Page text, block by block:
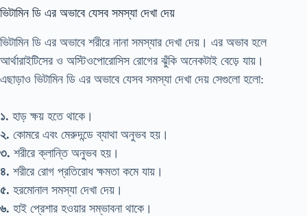
ভিটামিন ডি এর অভাবে যেসব সমস্যা দেখা দেয়
ভিটামিন ডি এর অভাবে শরীরে নানা সমস্যার দেখা দেয়। এর অভাব হলে
আর্থারাইটিসের ও অস্টিওপোরোসিস রোগের ঝুঁকি অনেকটাই বেড়ে যায়।
এছাড়াও ভিটামিন ডি এর অভাবে যেসব সমস্যা দেখা দেয় সেগুলো হলো:
১. হাড় ক্ষয় হতে থাকে।
২. কোমরে এবং মেরুদন্ডে ব্যাথা অনুভব হয়।
৩. শরীরে ক্লান্তি অনুভব হয়।
৪. শরীরে রোগ প্রতিরোধ ক্ষমতা কমে যায়।
৫. হরমোনাল সমস্যা দেখা দেয়।
৬. হাই প্রেশার হওয়ার সম্ভাবনা থাকে।